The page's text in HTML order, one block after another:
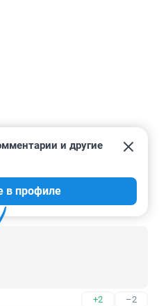
и другие
в профиле
+2 –2